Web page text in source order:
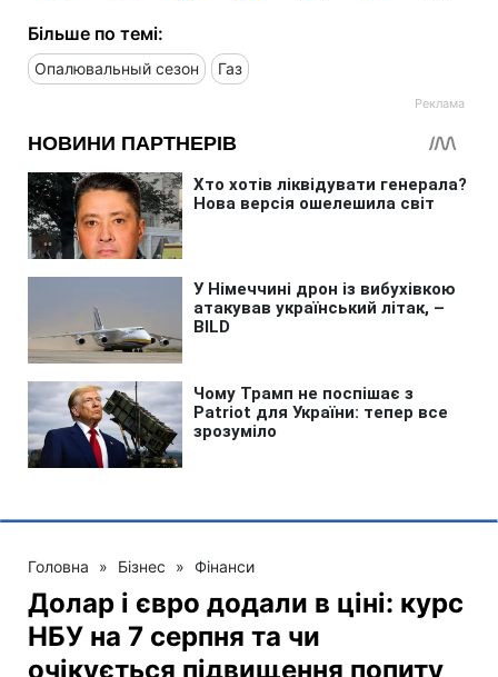
Більше по темі:
Опалювальный сезон Газ
Головна » Бізнес » Фінанси
Долар і євро додали в ціні: курс
НБУ на 7 серпня та чи
очікується підвищення попиту